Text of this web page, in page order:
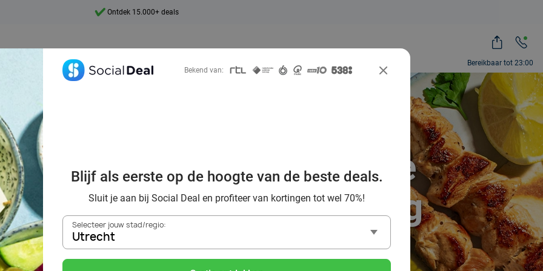
Bereikbaar tot 23:00
Ontdek 15.000+ deals
de beste Griekse
in Utrecht en omgeving
Bekend van:
Blijf als eerste op de hoogte van de beste deals.
Sluit je aan bij Social Deal en profiteer van kortingen tot wel 70%!
Selecteer jouw stad/regio:
Utrecht